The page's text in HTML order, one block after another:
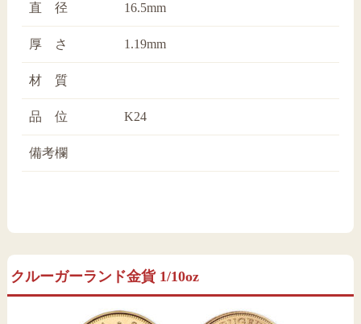
直 径 16.5mm
厚 さ 1.19mm
材 質
品 位 K24
備考欄
クルーガーランド金貨 1/10oz